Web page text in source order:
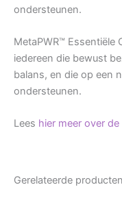
ondersteunen.
MetaPWR™ Essentiële
iedereen die bewust
balans, en die op een
ondersteunen.
Lees hier meer over de
Gerelateerde producten